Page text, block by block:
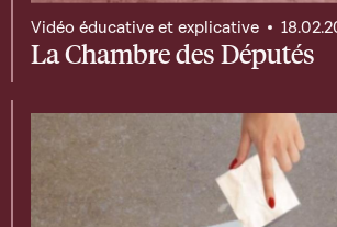
Page contenant une vidéo
La Chambre des Députés
Vidéo éducative et explicative